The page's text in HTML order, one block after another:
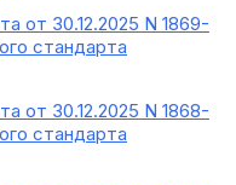
от 30.12.2025 N 1869-
стандарта
от 30.12.2025 N 1868-
стандарта